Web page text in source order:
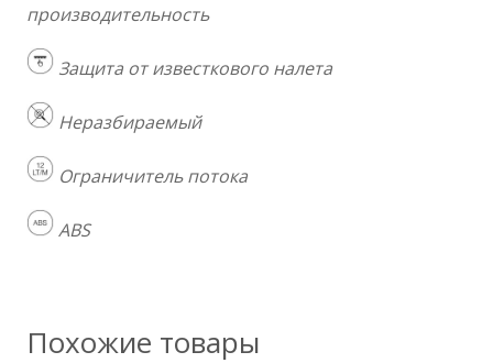
производительность
Защита от известкового налета
Неразбираемый
Ограничитель потока
ABS
Похожие товары